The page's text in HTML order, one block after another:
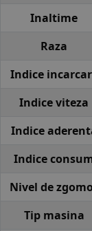
Inaltime
Raza
Indice
Indice viteza
Indice
Indice
Nivel de
Tip masina